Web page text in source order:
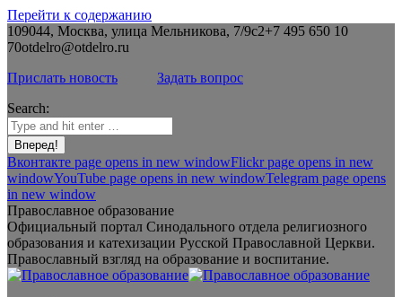
Перейти к содержанию
109044, Москва, улица Мельникова, 7/9с2+7 495 650 10
70otdelro@otdelro.ru
Прислать новость
Задать вопрос
Search:
Вконтакте page opens in new windowFlickr page opens in new
windowYouTube page opens in new windowTelegram page opens
in new window
Православное образование
Официальный портал Синодального отдела религиозного
образования и катехизации Русской Православной Церкви.
Православный взгляд на образование и воспитание.